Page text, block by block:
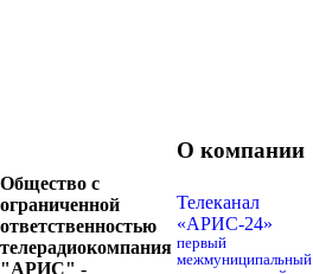
Общество с
ограниченной
ответственностью
телерадиокомпания
"АРИС" -
О компании
Телеканал
«АРИС-24»
первый
межмуниципальный